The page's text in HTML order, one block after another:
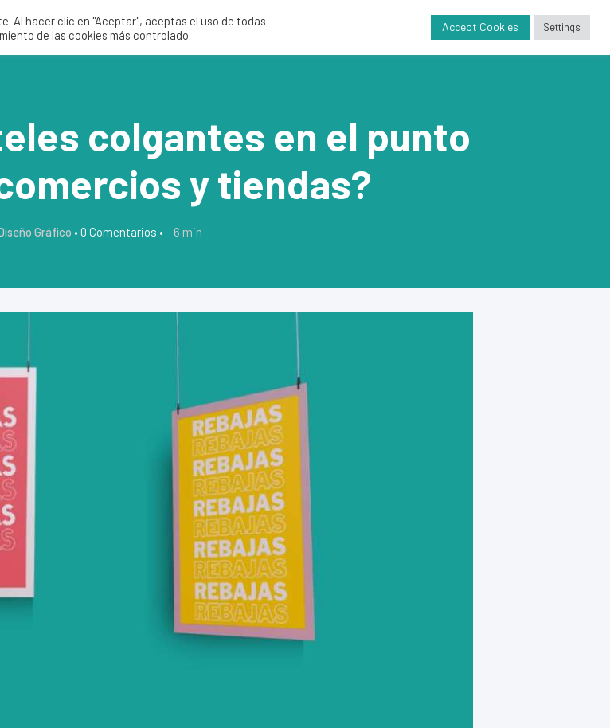
Servicios Nosotros Tienda Contacto Blog
colgantes en el punto
y tiendas?
Gráfico • 0 Comentarios • 6 min
Al hacer clic en "Aceptar", aceptas el uso de todas
de las cookies más controlado.
Accept Cookies Settings